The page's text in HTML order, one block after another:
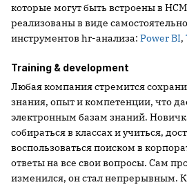
которые могут быть встроены в
реализованы в виде
инструментов hr-анализа: Power BI,
Training & development
Любая компания стремится
знания, опыт и компетенции, что
электронным базам знаний.
собираться в классах и учиться,
воспользоваться поиском в
ответы на все свои вопросы. Сам
изменился, он стал непрерывным.